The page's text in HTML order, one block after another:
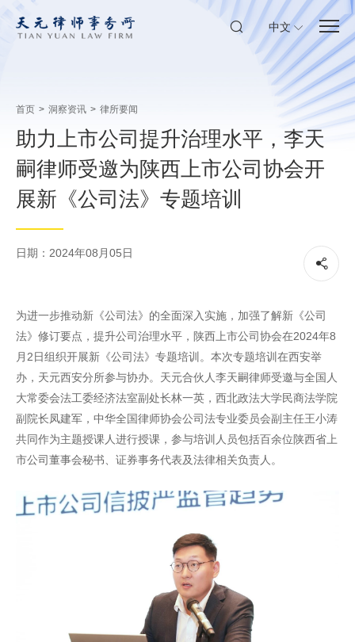
中文
首页 > 洞察资讯 > 律所要闻
助力上市公司提升治理水平，李天
嗣律师受邀为陕西上市公司协会开
展新《公司法》专题培训
日期：2024年08月05日
为进一步推动新《公司法》的全面深入实施，加强了解新《公司
法》修订要点，提升公司治理水平，陕西上市公司协会在2024年8
月2日组织开展新《公司法》专题培训。本次专题培训在西安举
办，天元西安分所参与协办。天元合伙人李天嗣律师受邀与全国人
大常委会法工委经济法室副处长林一英，西北政法大学民商法学院
副院长凤建军，中华全国律师协会公司法专业委员会副主任王小涛
共同作为主题授课人进行授课，参与培训人员包括百余位陕西省上
市公司董事会秘书、证券事务代表及法律相关负责人。